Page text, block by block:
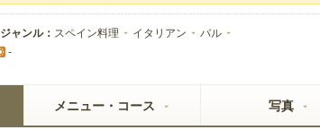
ジャンル： スペイン料理 イタリアン バル
-
メニュー・コース 写真